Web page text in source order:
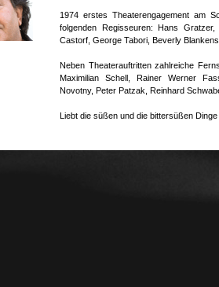
1974 erstes Theaterengagement am
folgenden Regisseuren: Hans
Castorf, George Tabori, Beverly
Neben Theaterauftritten zahlreiche
Maximilian Schell, Rainer Werner
Novotny, Peter Patzak, Reinhard
Liebt die süßen und die bittersüßen